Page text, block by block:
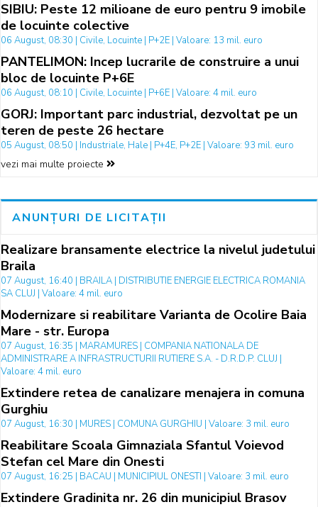
SIBIU: Peste 12 milioane de euro pentru 9 imobile
de locuinte colective
06 August, 08:30 | Civile, Locuinte | P+2E | Valoare: 13 mil. euro
PANTELIMON: Incep lucrarile de construire a unui
bloc de locuinte P+6E
06 August, 08:10 | Civile, Locuinte | P+6E | Valoare: 4 mil. euro
GORJ: Important parc industrial, dezvoltat pe un
teren de peste 26 hectare
05 August, 08:50 | Industriale, Hale | P+4E, P+2E | Valoare: 93 mil. euro
vezi mai multe proiecte
ANUNȚURI DE LICITAȚII
Realizare bransamente electrice la nivelul judetului
Braila
07 August, 16:40 | BRAILA | DISTRIBUTIE ENERGIE ELECTRICA ROMANIA
SA CLUJ | Valoare: 4 mil. euro
Modernizare si reabilitare Varianta de Ocolire Baia
Mare - str. Europa
07 August, 16:35 | MARAMURES | COMPANIA NATIONALA DE
ADMINISTRARE A INFRASTRUCTURII RUTIERE S.A. - D.R.D.P. CLUJ |
Valoare: 4 mil. euro
Extindere retea de canalizare menajera in comuna
Gurghiu
07 August, 16:30 | MURES | COMUNA GURGHIU | Valoare: 3 mil. euro
Reabilitare Scoala Gimnaziala Sfantul Voievod
Stefan cel Mare din Onesti
07 August, 16:25 | BACAU | MUNICIPIUL ONESTI | Valoare: 3 mil. euro
Extindere Gradinita nr. 26 din municipiul Brasov